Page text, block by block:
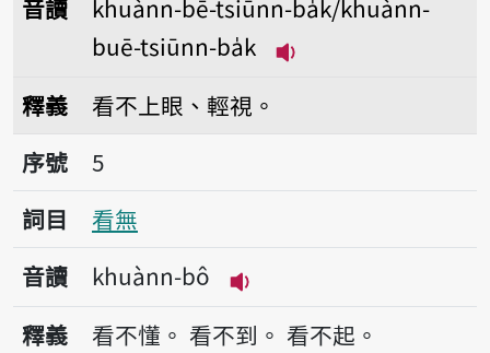
音讀
khuànn-bē-tsiūnn-ba̍k/khuànn-
buē-tsiūnn-ba̍k
釋義
看不上眼、輕視。
序號5看無
序號
5
詞目
看無
音讀
khuànn-bô
播放音讀khuànn-bô
釋義 看不懂。 看不到。 看不起。